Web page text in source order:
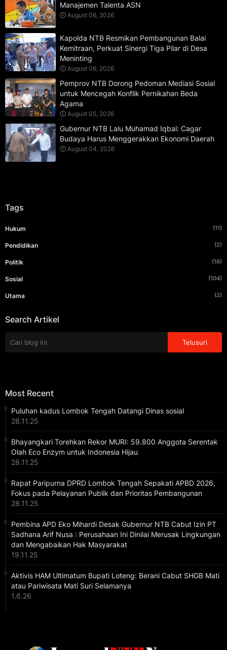
Manajemen Talenta ASN
August 06, 2026
Kapolda NTB Resmikan Pembangunan Balai
Kemitraan, Perkuat Sinergi Tiga Pilar di Desa
Meninting
August 06, 2026
Pemprov NTB Dorong Pedoman Mediasi Sosial
untuk Mencegah Konflik Pernikahan Beda
Agama
August 05, 2026
Gubernur NTB Lalu Muhamad Iqbal: Cagar
Budaya Harus Menggerakkan Ekonomi Daerah
August 04, 2026
Tags
Hukum (11)
Pendidikan (2)
Politik (18)
Sosial (104)
Utama (2)
Search Artikel
Most Recent
Puluhan kadus Lombok Tengah Datangi Dinas sosial
28.11.25
Bhayangkari Torehkan Rekor MURI: 59.800 Anggota Serentak
Olah Eco Enzym untuk Indonesia Hijau
28.11.25
Rapat Paripurna DPRD Lombok Tengah Sepakati APBD 2026,
Fokus pada Pelayanan Publik dan Prioritas Pembangunan
28.11.25
Pembina APD Eko Mihardi Desak Gubernur NTB Cabut Izin PT
Sadhana Arif Nusa : Perusahaan Ini Dinilai Merusak Lingkungan
dan Mengabaikan Hak Masyarakat
19.11.25
Aktivis HAM Ultimatum Bupati Loteng: Berani Cabut SHGB Mati
atau Pariwisata Mati Suri Selamanya
1.6.26